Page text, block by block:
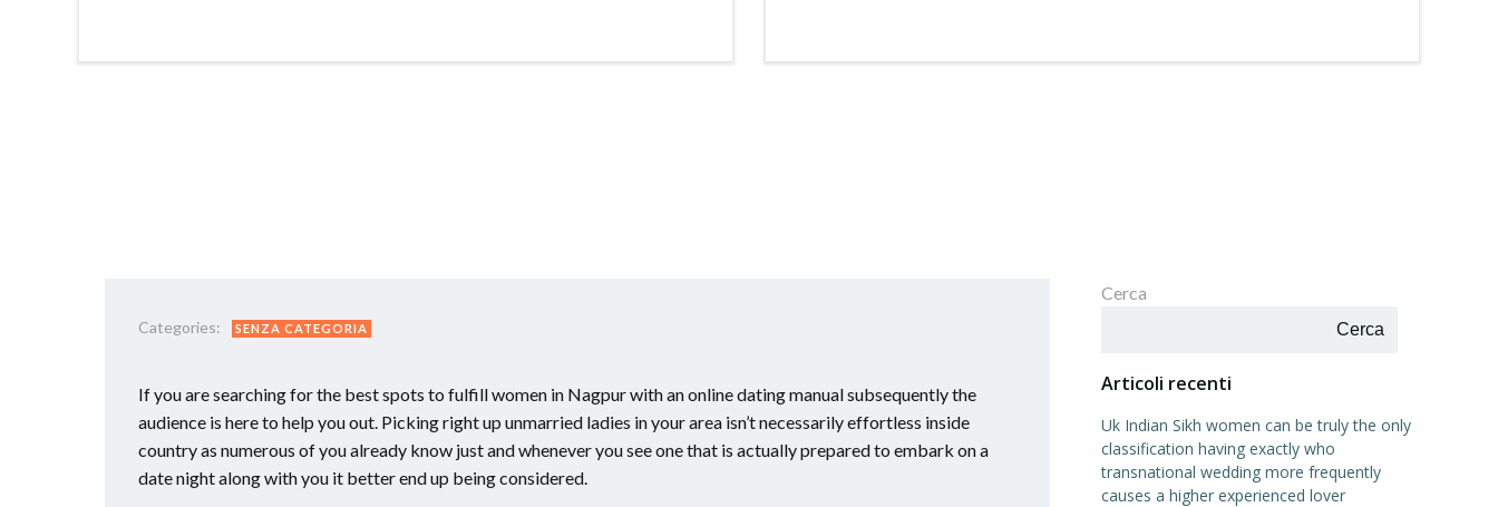
Categories: SENZA CATEGORIA
If you are searching for the best spots to fulfill women in Nagpur with an online dating manual subsequently the
audience is here to help you out. Picking right up unmarried ladies in your area isn’t necessarily effortless inside
country as numerous of you already know just and whenever you see one that is actually prepared to embark on a
date night along with you it better end up being considered.
Cerca
Cerca
Articoli recenti
Uk Indian Sikh women can be truly the only
classification having exactly who
transnational wedding more frequently
causes a higher experienced lover